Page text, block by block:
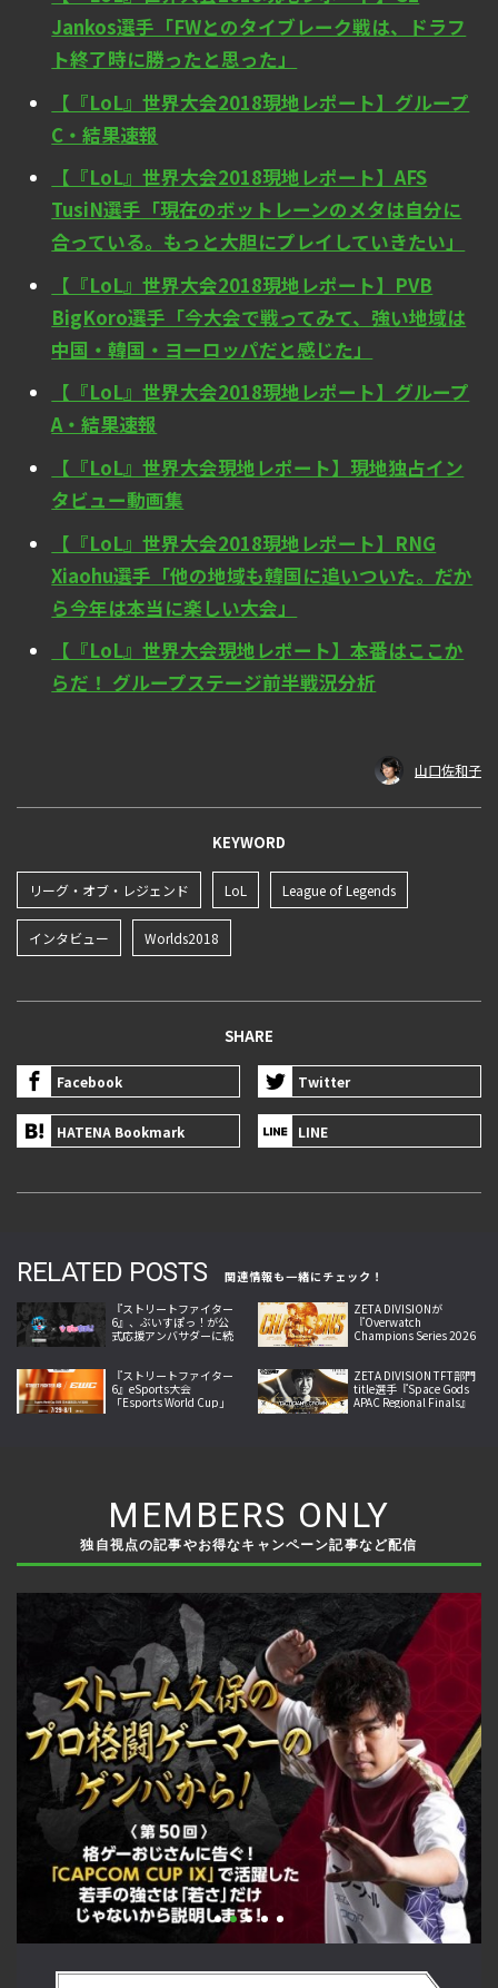
Jankos選手「FWとのタイブレーク戦は、ドラフ
ト終了時に勝ったと思った」
【『LoL』世界大会2018現地レポート】グループ
C・結果速報
【『LoL』世界大会2018現地レポート】AFS
TusiN選手「現在のボットレーンのメタは自分に
合っている。もっと大胆にプレイしていきたい」
【『LoL』世界大会2018現地レポート】PVB
BigKoro選手「今大会で戦ってみて、強い地域は
中国・韓国・ヨーロッパだと感じた」
【『LoL』世界大会2018現地レポート】グループ
A・結果速報
【『LoL』世界大会現地レポート】現地独占イン
タビュー動画集
【『LoL』世界大会2018現地レポート】RNG
Xiaohu選手「他の地域も韓国に追いついた。だか
ら今年は本当に楽しい大会」
【『LoL』世界大会現地レポート】本番はここか
らだ！ グループステージ前半戦況分析
山口佐和子
KEYWORD
リーグ・オブ・レジェンド LoL League of Legends
インタビュー Worlds2018
SHARE
Facebook Twitter
HATENA Bookmark LINE
RELATED POSTS
関連情報も一緒にチェック！
『ストリートファイター
6』、ぶいすぽっ！が公
式応援アンバサダーに続
ZETA DIVISIONが
『Overwatch
Champions Series 2026
王者に！
『ストリートファイター
6』eSports大会
「Esports World Cup」
ZETA DIVISION TFT部門
title選手『Space Gods
APAC Regional Finals』
MEMBERS ONLY
独自視点の記事やお得なキャンペーン記事など配信